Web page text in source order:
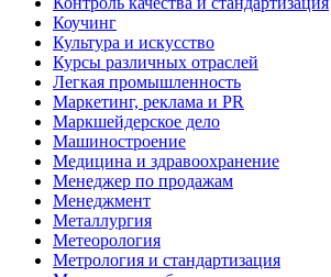
Коучинг
Культура и искусство
Курсы различных отраслей
Легкая промышленность
Маркетинг, реклама и PR
Маркшейдерское дело
Машиностроение
Медицина и здравоохранение
Менеджер по продажам
Менеджмент
Металлургия
Метеорология
Метрология и стандартизация